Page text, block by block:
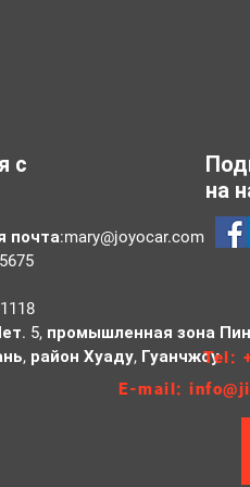
E-mail:
Tel:
с
почта:mary@joyocar.com
5, промышленная зона
район Хуаду, Гуанчжоу
на